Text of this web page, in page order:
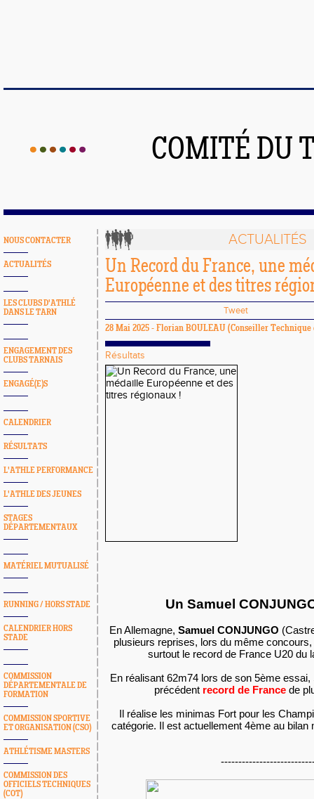
COMITÉ DU
NOUS CONTACTER
ACTUALITÉS
LES CLUBS D'ATHLÉ
DANS LE TARN
ENGAGEMENT DES
CLUBS TARNAIS
ENGAGÉ(E)S
CALENDRIER
RÉSULTATS
L'ATHLE PERFORMANCE
L'ATHLE DES JEUNES
STAGES
DÉPARTEMENTAUX
MATÉRIEL MUTUALISÉ
RUNNING / HORS STADE
CALENDRIER HORS
STADE
COMMISSION
DÉPARTEMENTALE DE
FORMATION
COMMISSION SPORTIVE
ET ORGANISATION (CSO)
ATHLÉTISME MASTERS
COMMISSION DES
OFFICIELS TECHNIQUES
(COT)
ACTUALITÉS
Un Record du France, une
Européenne et des titres
Tweet
28 Mai 2025 - Florian BOULEAU (Conseiller
Résultats
Un Samuel
En Allemagne,Samuel CONJUNGO
plusieurs reprises, lors du même
surtout le record de France U20 du
En réalisant 62m74 lors de son 5ème
précédent record de France de
Il réalise les minimas Fort pour les
catégorie. Il est actuellement 4ème au bilan